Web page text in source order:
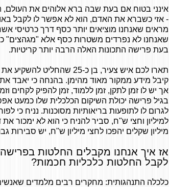
אינני בטוח אם בעת שבה ברא אלוהים את העולם,
- אזי כשברא את האדם, הוא לא אפשר לו לקבל
מראים שאנחנו מוציאים יותר כסף דרך כרטיסי
שאנחנו לא נפרדים משטרות כסף אלא "מגהצים"
בעת פרישה התכונות האלה הרבה יותר קריטיות.
תארו לכם איש צעיר, בן כ-25
קיבל מידע ממקור מאוד מהימן. בהנחה כי יאבד
אך יש לו זמן לתקן, זמן ללמוד, זמן להפיק
בגיל פרישה יכולת השיקום הכלכלית שלו כמעט
לגרום לו לתופעות בריאותיות מסוכנות. נניח כי
למיליון וחצי ש"ח, סביר להניח כי הוא לא ימכור
מיליון שקלים יהפכו לחצי מיליון ש"ח, יש סבירות
אז איך אנחנו מקבלים החלטות
לקבל החלטות כלכליות חכמות?
כלכלה התנהגותית: מחקרים רבים מלמדים